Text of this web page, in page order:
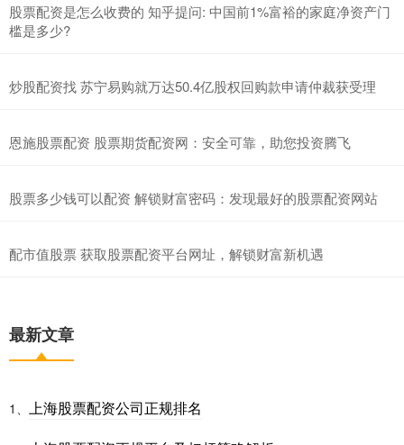
股票配资是怎么收费的 知乎提问: 中国前1%富裕的家庭净资产门
槛是多少?
炒股配资找 苏宁易购就万达50.4亿股权回购款申请仲裁获受理
恩施股票配资 股票期货配资网：安全可靠，助您投资腾飞
股票多少钱可以配资 解锁财富密码：发现最好的股票配资网站
配市值股票 获取股票配资平台网址，解锁财富新机遇
最新文章
1、 上海股票配资公司正规排名